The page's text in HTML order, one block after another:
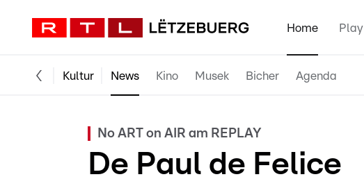
Home Play
Kultur News Kino Musek Bicher Agenda
No ART on AIR am REPLAY
De Paul de Felice